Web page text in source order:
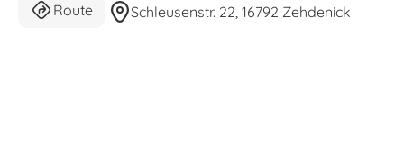
Route Schleusenstr. 22, 16792 Zehdenick